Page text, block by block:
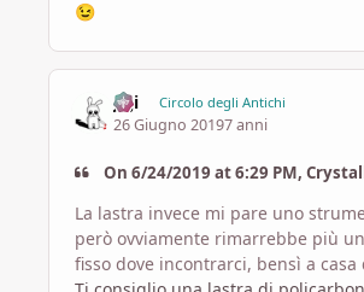
😉
Ji ji Circolo degli Antichi
26 Giugno 20197 anni
On 6/24/2019 at 6:29 PM,
La lastra invece mi pare uno
però ovviamente rimarrebbe più
fisso dove incontrarci, bensì a